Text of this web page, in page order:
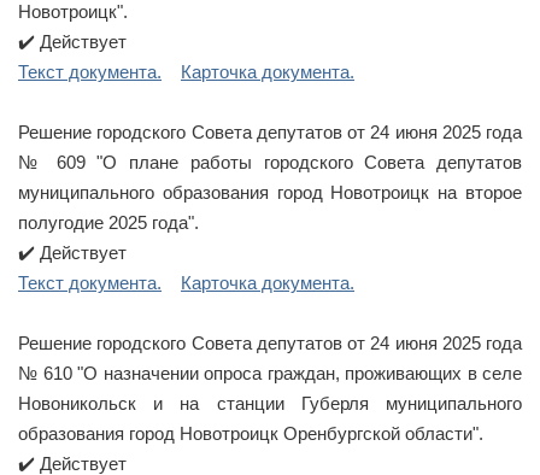
Новотроицк".
✔️ Действует
Текст документа.
Карточка документа.
Решение городского Совета депутатов от 24 июня 2025 года
№ 609 "О плане работы городского Совета депутатов
муниципального образования город Новотроицк на второе
полугодие 2025 года".
✔️ Действует
Текст документа.
Карточка документа.
Решение городского Совета депутатов от 24 июня 2025 года
№ 610 "О назначении опроса граждан, проживающих в селе
Новоникольск и на станции Губерля муниципального
образования город Новотроицк Оренбургской области".
✔️ Действует